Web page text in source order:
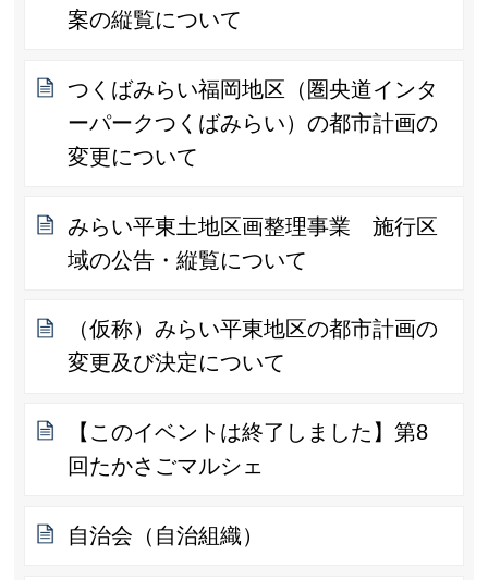
案の縦覧について
つくばみらい福岡地区（圏央道インタ
ーパークつくばみらい）の都市計画の
変更について
みらい平東土地区画整理事業 施行区
域の公告・縦覧について
（仮称）みらい平東地区の都市計画の
変更及び決定について
【このイベントは終了しました】第8
回たかさごマルシェ
自治会（自治組織）